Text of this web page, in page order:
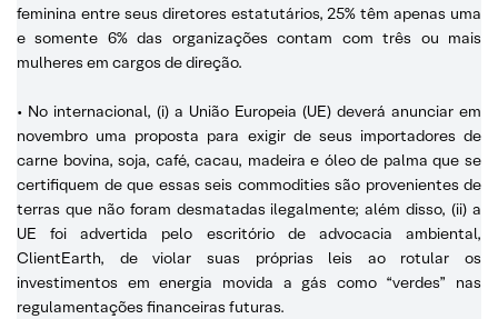
feminina entre seus diretores estatutários, 25% têm apenas uma
e somente 6% das organizações contam com três ou mais
mulheres em cargos de direção.
• No internacional, (i) a União Europeia (UE) deverá anunciar em
novembro uma proposta para exigir de seus importadores de
carne bovina, soja, café, cacau, madeira e óleo de palma que se
certifiquem de que essas seis commodities são provenientes de
terras que não foram desmatadas ilegalmente; além disso, (ii) a
UE foi advertida pelo escritório de advocacia ambiental,
ClientEarth, de violar suas próprias leis ao rotular os
investimentos em energia movida a gás como “verdes” nas
regulamentações financeiras futuras.